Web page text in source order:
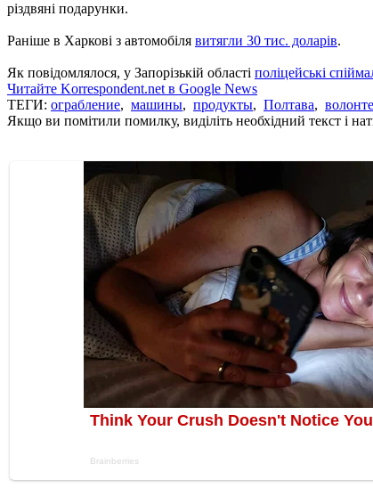
різдвяні подарунки.
Раніше в Харкові з автомобіля витягли 30 тис. доларів.
Як повідомлялося, у Запорізькій області поліцейські
Читайте Korrespondent.net в Google News
ТЕГИ: ограбление, машины, продукты, Полтава,
Якщо ви помітили помилку, виділіть необхідний текст і